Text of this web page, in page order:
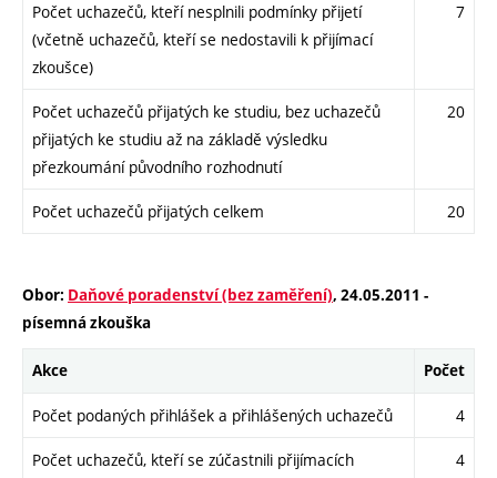
Počet uchazečů, kteří nesplnili podmínky přijetí
(včetně uchazečů, kteří se nedostavili k přijímací
zkoušce)
7
Počet uchazečů přijatých ke studiu, bez uchazečů
přijatých ke studiu až na základě výsledku
přezkoumání původního rozhodnutí
20
Počet uchazečů přijatých celkem 20
Obor: Daňové poradenství (bez zaměření), 24.05.2011 -
písemná zkouška
Akce Počet
Počet podaných přihlášek a přihlášených uchazečů 4
Počet uchazečů, kteří se zúčastnili přijímacích
4